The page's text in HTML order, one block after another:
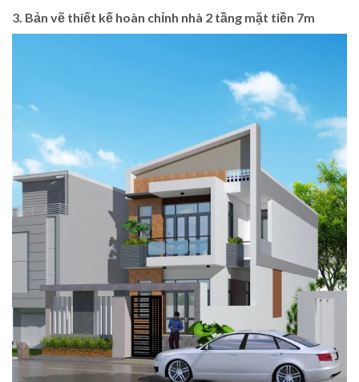
3. Bản vẽ thiết kế hoàn chỉnh nhà 2 tầng mặt tiền 7m